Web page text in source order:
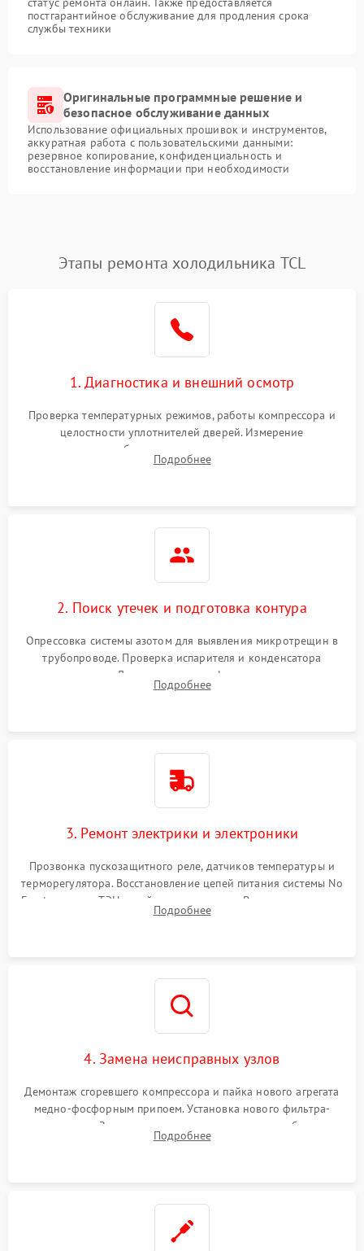
постгарантийное обслуживание для продления срока
службы техники
Оригинальные программные решение и
безопасное обслуживание данных
Использование официальных прошивок и инструментов,
аккуратная работа с пользовательскими данными:
резервное копирование, конфиденциальность и
восстановление информации при необходимости
Этапы ремонта холодильника TCL
1. Диагностика и внешний осмотр
Проверка температурных режимов, работы компрессора и
целостности уплотнителей дверей. Измерение
сопротивления обмоток мотора, проверка термостата и
считывание кодов ошибок с электронного дисплея.
Подробнее
2. Поиск утечек и подготовка контура
Опрессовка системы азотом для выявления микротрещин в
трубопроводе. Проверка испарителя и конденсатора
течеискателем. Демонтаж старого фильтра-осушителя и
продувка капиллярной трубки для устранения засоров.
Подробнее
3. Ремонт электрики и электроники
Прозвонка пускозащитного реле, датчиков температуры и
терморегулятора. Восстановление цепей питания системы No
Frost, включая ТЭН оттайки и вентилятор. Ремонт или замена
платы управления при сбоях алгоритмов.
Подробнее
4. Замена неисправных узлов
Демонтаж сгоревшего компрессора и пайка нового агрегата
медно-фосфорным припоем. Установка нового фильтра-
осушителя. Замена изношенных вентиляторов обдува,
сломанных заслонок или поврежденных дверных петель.
Подробнее